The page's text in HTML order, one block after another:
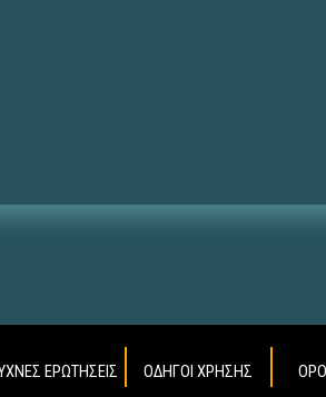
ΕΡΩΤΗΣΕΙΣ ΟΔΗΓΟΙ ΧΡΗΣΗΣ